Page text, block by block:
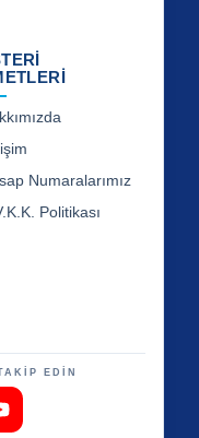
Numaralarımız
Politikası
EDİN